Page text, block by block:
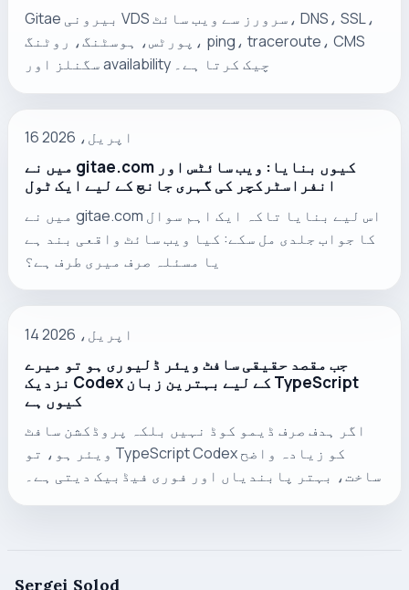
Gitae بیرونی VDS سرورز سے ویب سائٹ، DNS، SSL،
پورٹس، ہوسٹنگ، روٹنگ، ping، traceroute، CMS
سگنلز اور availability چیک کرتا ہے۔
16 اپریل، 2026
میں نے gitae.com کیوں بنایا: ویب سائٹس اور
انفراسٹرکچر کی گہری جانچ کے لیے ایک ٹول
میں نے gitae.com اس لیے بنایا تاکہ ایک اہم سوال
کا جواب جلدی مل سکے: کیا ویب سائٹ واقعی بند ہے
یا مسئلہ صرف میری طرف ہے؟
14 اپریل، 2026
جب مقصد حقیقی سافٹ ویئر ڈلیوری ہو تو میرے
نزدیک Codex کے لیے بہترین زبان TypeScript
کیوں ہے
اگر ہدف صرف ڈیمو کوڈ نہیں بلکہ پروڈکشن سافٹ
ویئر ہو، تو TypeScript Codex کو زیادہ واضح
ساخت، بہتر پابندیاں اور فوری فیڈبیک دیتی ہے۔
Sergei Solod